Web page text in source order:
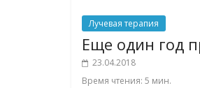
Лучевая терапия
Еще один год
23.04.2018
Время чтения: 5 мин.